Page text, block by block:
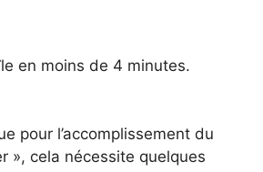
en moins de 4 minutes.
pour l’accomplissement du
», cela nécessite quelques